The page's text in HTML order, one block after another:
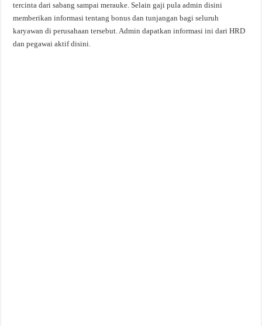
tercinta dari sabang sampai merauke. Selain gaji pula admin disini
memberikan informasi tentang bonus dan tunjangan bagi seluruh
karyawan di perusahaan tersebut. Admin dapatkan informasi ini dari HRD
dan pegawai aktif disini.